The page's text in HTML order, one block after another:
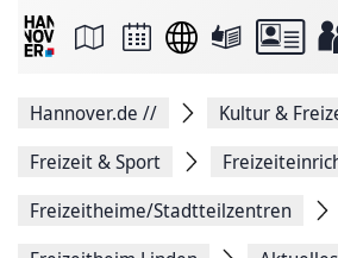
Seite
Facebook
teilen
Seitenlink
Hannover.de //
Kultur &
Freizeit & Sport
Freizeitheime/Stadtteilzentren